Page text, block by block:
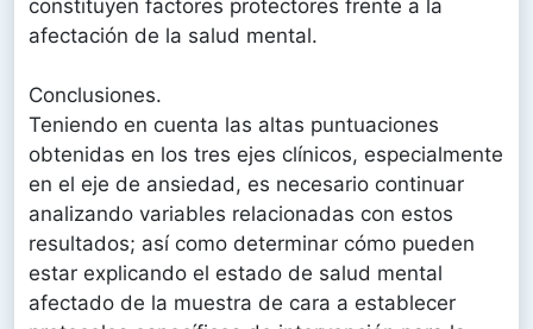
constituyen factores protectores frente a la
afectación de la salud mental.
Conclusiones.
Teniendo en cuenta las altas puntuaciones
obtenidas en los tres ejes clínicos, especialmente
en el eje de ansiedad, es necesario continuar
analizando variables relacionadas con estos
resultados; así como determinar cómo pueden
estar explicando el estado de salud mental
afectado de la muestra de cara a establecer